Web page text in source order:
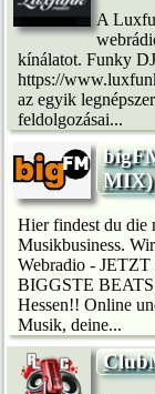
A
kínálatot. Funky
https://
az egyik
feldolgozásai...
MIX)
Hier findest du die
Musikbusiness.
Webradio -
BIGGSTE
Hessen!! Online
Musik, deine...